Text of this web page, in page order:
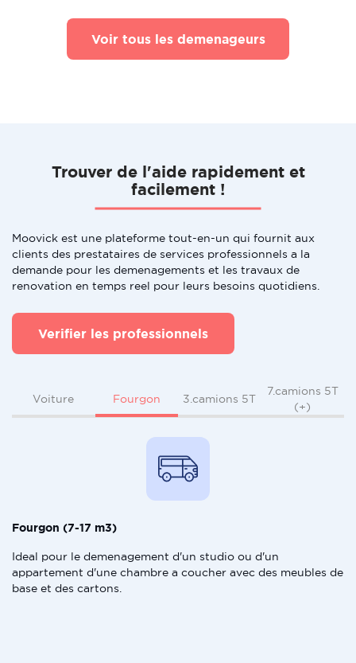
Voir tous les demenageurs
Trouver de l'aide rapidement et
facilement !
Moovick est une plateforme tout-en-un qui fournit aux
clients des prestataires de services professionnels a la
demande pour les demenagements et les travaux de
renovation en temps reel pour leurs besoins quotidiens.
Verifier les professionnels
Voiture Fourgon 3.camions 5T
7.camions 5T
(+)
Fourgon (7-17 m3)
Ideal pour le demenagement d'un studio ou d'un
appartement d'une chambre a coucher avec des meubles de
base et des cartons.